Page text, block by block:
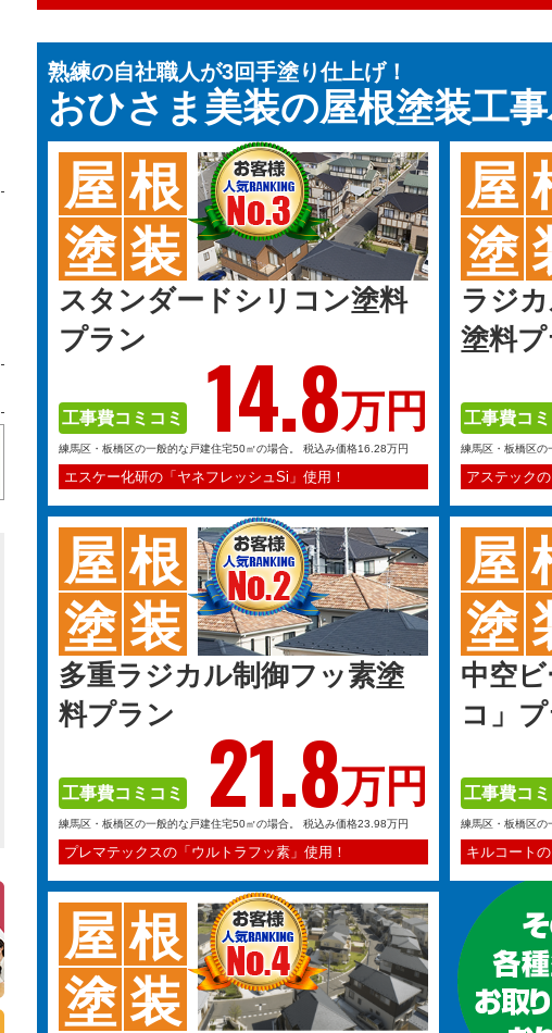
熟練の自社職人が3回手塗り仕上げ！
おひさま美装の屋根塗装工
屋 根
塗 装
スタンダードシリコン塗料
プラン
工事費コミコミ 14.8万円
練馬区・板橋区の一般的な戸建住宅50㎡の場合。 税込み価格16.28万円
エスケー化研の「ヤネフレッシュSi」使用！
屋
塗
ラジ
塗料
工事費コ
練馬区・板橋区
アステック
屋 根
塗 装
多重ラジカル制御フッ素塗
料プラン
工事費コミコミ 21.8万円
練馬区・板橋区の一般的な戸建住宅50㎡の場合。 税込み価格23.98万円
プレマテックスの「ウルトラフッ素」使用！
屋
塗
中空
コ」
工事費コ
練馬区・板橋区
キルコート
屋 根
塗 装